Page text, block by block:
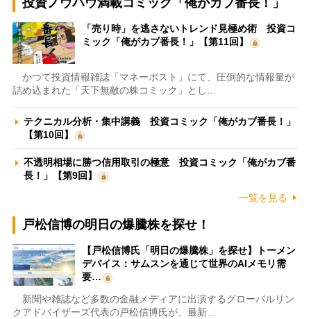
投資ノウハウ満載コミック「俺がカブ番長！」
「売り時」を逃さないトレンド見極め術 投資コ
ミック「俺がカブ番長！」【第11回】
かつて投資情報雑誌「マネーポスト」にて、圧倒的な情報量が
詰め込まれた「天下無敵の株コミック」とし…
テクニカル分析・集中講義 投資コミック「俺がカブ番長！」
【第10回】
不透明相場に勝つ信用取引の極意 投資コミック「俺がカブ番
長！」【第9回】
一覧を見る
戸松信博の明日の爆騰株を探せ！
【戸松信博氏「明日の爆騰株」を探せ】トーメン
デバイス：サムスンを通じて世界のAIメモリ需
要…
新聞や雑誌など多数の金融メディアに出演するグローバルリン
クアドバイザーズ代表の戸松信博氏が、最新…